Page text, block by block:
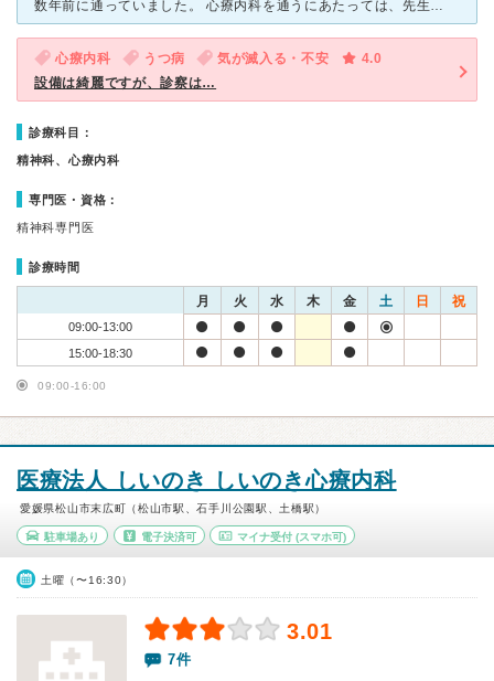
数年前に通っていました。 心療内科を通うにあたっては、先生との相性が何よりも大切だと思います。 私の場合は、こちらの先生と波長が合い、それまでいくつかの心療内科を回り、その度に落胆(時には傷付くこ
心療内科 うつ病 気が滅入る・不安
4.0
設備は綺麗ですが、診察は…
診療科目：
精神科、心療内科
専門医・資格：
精神科専門医
診療時間
月 火 水 木 金 土 日 祝
09:00-13:00
15:00-18:30
09:00-16:00
医療法人 しいのき しいのき心療内科
愛媛県松山市末広町（松山市駅、石手川公園駅、土橋駅）
駐車場あり 電子決済可 マイナ受付 (スマホ可)
土曜（〜16:30）
3.01
7件